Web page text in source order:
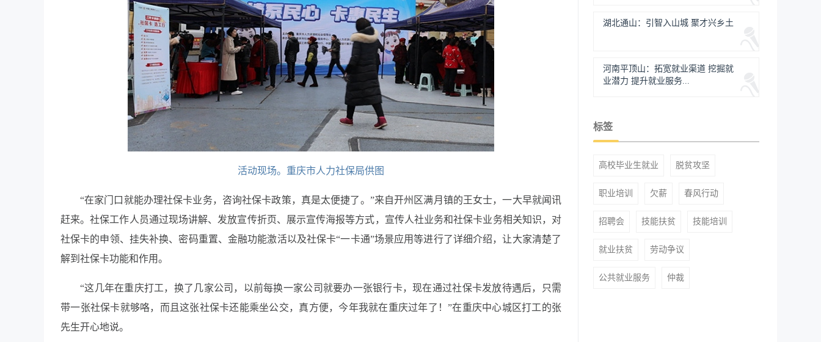
活动现场。重庆市人力社保局供图
“在家门口就能办理社保卡业务，咨询社保卡政策，真是太便捷了。”来自开州区满月镇的王女士，一大早就闻讯
赶来。社保工作人员通过现场讲解、发放宣传折页、展示宣传海报等方式，宣传人社业务和社保卡业务相关知识，对
社保卡的申领、挂失补换、密码重置、金融功能激活以及社保卡“一卡通”场景应用等进行了详细介绍，让大家清楚了
解到社保卡功能和作用。
“这几年在重庆打工，换了几家公司，以前每换一家公司就要办一张银行卡，现在通过社保卡发放待遇后，只需
带一张社保卡就够咯，而且这张社保卡还能乘坐公交，真方便，今年我就在重庆过年了！”在重庆中心城区打工的张
先生开心地说。
湖北通山：引智入山城 聚才兴乡土
河南平顶山：拓宽就业渠道 挖掘就
业潜力 提升就业服务...
标签
高校毕业生就业 脱贫攻坚
职业培训 欠薪 春风行动
招聘会 技能扶贫 技能培训
就业扶贫 劳动争议
公共就业服务 仲裁